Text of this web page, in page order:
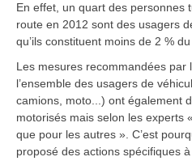
En effet, un quart des personnes
route en 2012 sont des usagers
qu’ils constituent moins de 2 % du
Les mesures recommandées par
l’ensemble des usagers de
camions, moto...) ont également
motorisés mais selon les experts
que pour les autres ». C’est
proposé des actions spécifiques